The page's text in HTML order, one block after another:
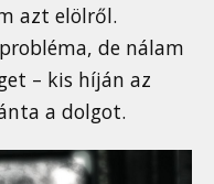
azt elölről.
de nálam
– kis híján az
a dolgot.